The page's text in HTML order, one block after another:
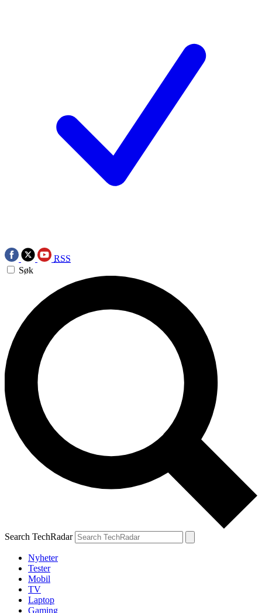
RSS
Søk
Search TechRadar
Nyheter
Tester
Mobil
TV
Laptop
Gaming